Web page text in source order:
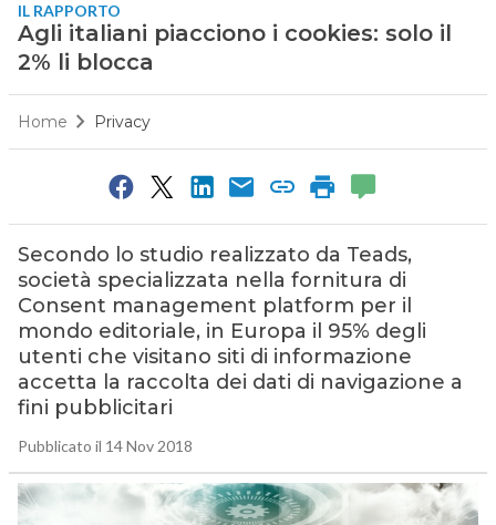
IL RAPPORTO
Agli italiani piacciono i cookies: solo il
2% li blocca
Home Privacy
Secondo lo studio realizzato da Teads,
società specializzata nella fornitura di
Consent management platform per il
mondo editoriale, in Europa il 95% degli
utenti che visitano siti di informazione
accetta la raccolta dei dati di navigazione a
fini pubblicitari
Pubblicato il 14 Nov 2018